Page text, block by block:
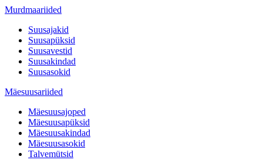
Murdmaariided
Suusajakid
Suusapüksid
Suusavestid
Suusakindad
Suusasokid
Mäesuusariided
Mäesuusajoped
Mäesuusapüksid
Mäesuusakindad
Mäesuusasokid
Talvemütsid